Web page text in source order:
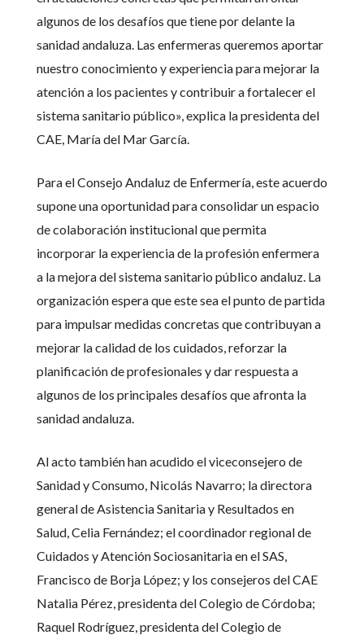
algunos de los desafíos que tiene por delante la
sanidad andaluza. Las enfermeras queremos aportar
nuestro conocimiento y experiencia para mejorar la
atención a los pacientes y contribuir a fortalecer el
sistema sanitario público», explica la presidenta del
CAE, María del Mar García.
Para el Consejo Andaluz de Enfermería, este acuerdo
supone una oportunidad para consolidar un espacio
de colaboración institucional que permita
incorporar la experiencia de la profesión enfermera
a la mejora del sistema sanitario público andaluz. La
organización espera que este sea el punto de partida
para impulsar medidas concretas que contribuyan a
mejorar la calidad de los cuidados, reforzar la
planificación de profesionales y dar respuesta a
algunos de los principales desafíos que afronta la
sanidad andaluza.
Al acto también han acudido el viceconsejero de
Sanidad y Consumo, Nicolás Navarro; la directora
general de Asistencia Sanitaria y Resultados en
Salud, Celia Fernández; el coordinador regional de
Cuidados y Atención Sociosanitaria en el SAS,
Francisco de Borja López; y los consejeros del CAE
Natalia Pérez, presidenta del Colegio de Córdoba;
Raquel Rodríguez, presidenta del Colegio de